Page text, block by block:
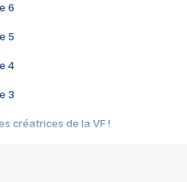
6
5
4
3
créatrices de la VF !